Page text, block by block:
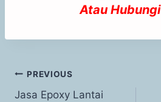
Atau
PREVIOUS
Jasa Epoxy Lantai